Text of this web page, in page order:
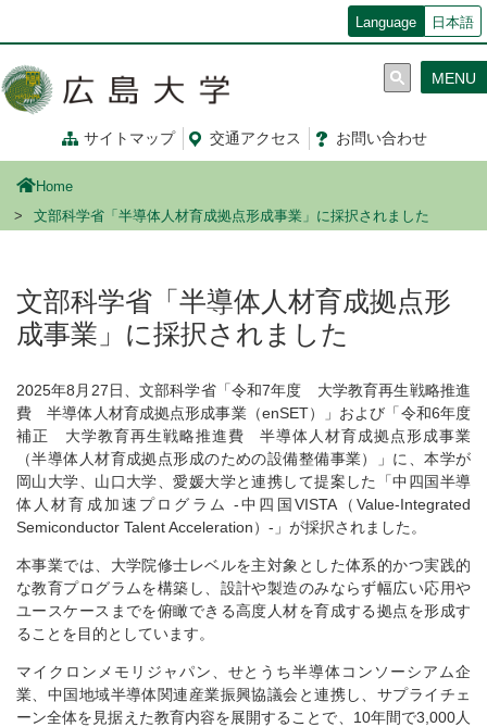
コ
ン
移
Language 日本語
サイトマップ 交通アクセス お問い合わせ
MENU
Home
文部科学省「半導体人材育成拠点形成事業」に採択されました
文部科学省「半導体人材育成拠点形
成事業」に採択されました
2025年8月27日、文部科学省「令和7年度 大学教育再生戦略推進
費 半導体人材育成拠点形成事業（enSET）」および「令和6年度
補正 大学教育再生戦略推進費 半導体人材育成拠点形成事業
（半導体人材育成拠点形成のための設備整備事業）」に、本学が
岡山大学、山口大学、愛媛大学と連携して提案した「中四国半導
体人材育成加速プログラム -中四国VISTA（Value-Integrated
Semiconductor Talent Acceleration）-」が採択されました。
本事業では、大学院修士レベルを主対象とした体系的かつ実践的
な教育プログラムを構築し、設計や製造のみならず幅広い応用や
ユースケースまでを俯瞰できる高度人材を育成する拠点を形成す
ることを目的としています。
マイクロンメモリジャパン、せとうち半導体コンソーシアム企
業、中国地域半導体関連産業振興協議会と連携し、サプライチェ
ーン全体を見据えた教育内容を展開することで、10年間で3,000人